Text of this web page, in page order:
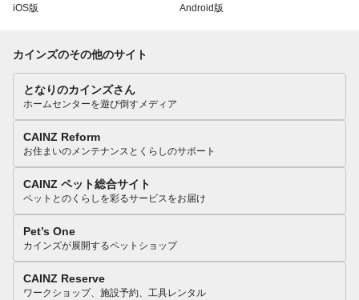
iOS版 Android版
カインズのその他のサイト
となりのカインズさん
ホームセンターを遊び倒すメディア
CAINZ Reform
お住まいのメンテナンスとくらしのサポート
CAINZ ペット総合サイト
ペットとのくらしを彩るサービスをお届け
Pet’s One
カインズが展開するペットショップ
CAINZ Reserve
ワークショップ、施設予約、工具レンタル